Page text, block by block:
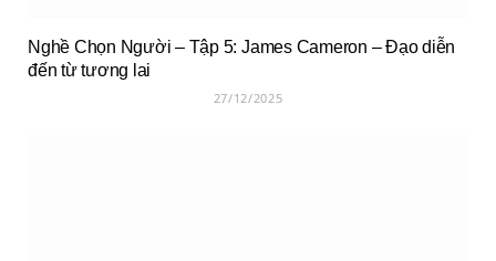
Nghề Chọn Người – Tập 5: James Cameron – Đạo diễn
đến từ tương lai
27/12/2025